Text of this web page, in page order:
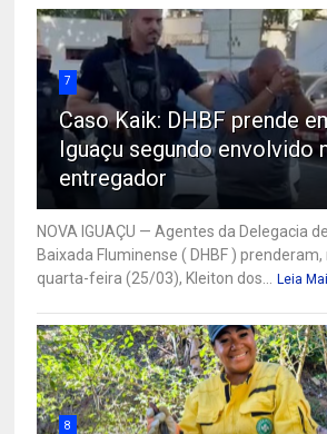
7
Caso Kaik: DHBF prende
Iguaçu segundo envolvido
entregador
NOVA IGUAÇU — Agentes da Delegacia
Baixada Fluminense ( DHBF )
quarta-feira (25/03), Kleiton dos... Leia
8